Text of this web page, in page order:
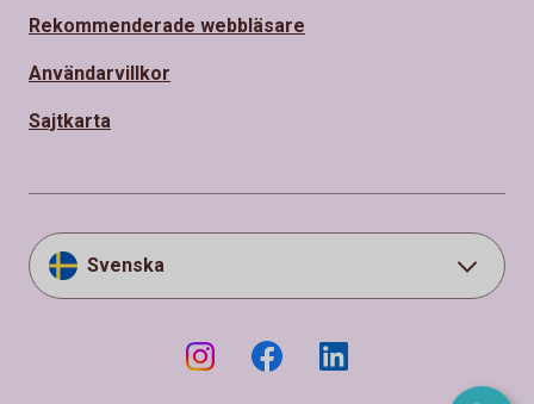
Rekommenderade webbläsare
Användarvillkor
Sajtkarta
Svenska